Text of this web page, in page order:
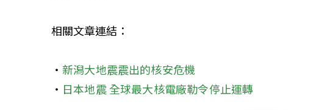
相關文章連結：
‧ 新潟大地震震出的核安危機
‧ 日本地震 全球最大核電廠勒令停止運轉